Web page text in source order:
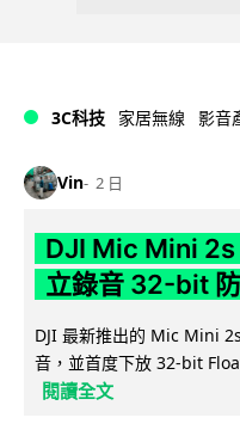
3C科技 家居無線 影音
Vin 2 日
DJI Mic Mini 2s
立錄音 32-bit
DJI 最新推出的 Mic Mini
音，並首度下放 32-bit
閱讀全文